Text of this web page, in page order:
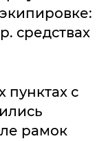
средствах
с
рамок